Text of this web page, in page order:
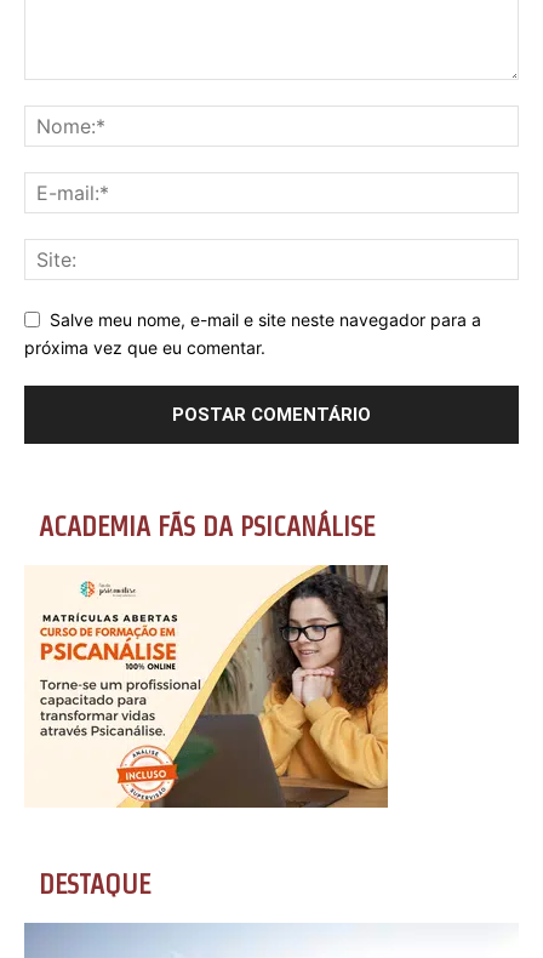
Salve meu nome, e-mail e site neste navegador para a
próxima vez que eu comentar.
ACADEMIA FÃS DA PSICANÁLISE
DESTAQUE